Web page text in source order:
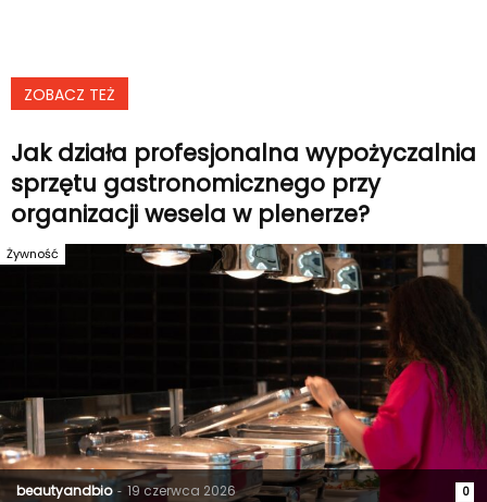
ZOBACZ TEŻ
Jak działa profesjonalna wypożyczalnia
sprzętu gastronomicznego przy
organizacji wesela w plenerze?
beautyandbio - 19 czerwca 2026 0
Żywność